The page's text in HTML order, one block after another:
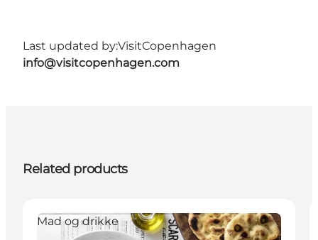
Last updated by:VisitCopenhagen
info@visitcopenhagen.com
Related products
Mad og drikke